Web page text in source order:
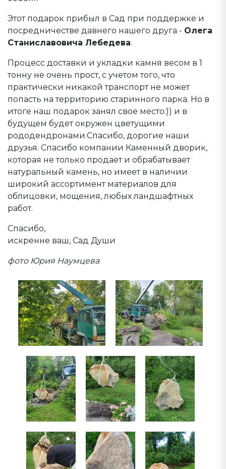
Этот подарок прибыл в Сад при поддержке и
посредничестве давнего нашего друга - Олега
Станиславовича Лебедева.
Процесс доставки и укладки камня весом в 1
тонну не очень прост, с учетом того, что
практически никакой транспорт не может
попасть на территорию старинного парка. Но в
итоге наш подарок занял свое место:)) и в
будущем будет окружен цветущими
рододендронами.Спасибо, дорогие наши
друзья. Спасибо компании Каменный дворик,
которая не только продает и обрабатывает
натуральный камень, но имеет в наличии
широкий ассортимент материалов для
облицовки, мощения, любых ландшафтных
работ.
Спасибо,
искренне ваш, Сад Души
фото Юрия Наумцева